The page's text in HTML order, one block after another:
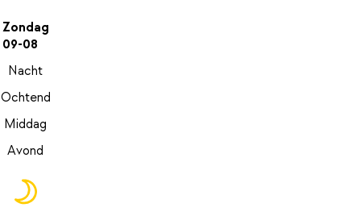
Zondag
09-08
Nacht
Ochtend
Middag
Avond